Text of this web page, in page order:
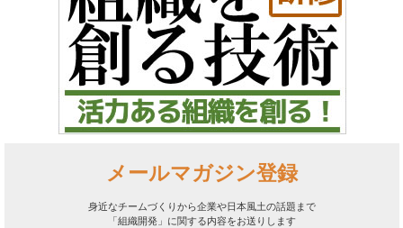
メールマガジン登録
身近なチームづくりから企業や日本風土の話題まで
「組織開発」に関する内容をお送りします